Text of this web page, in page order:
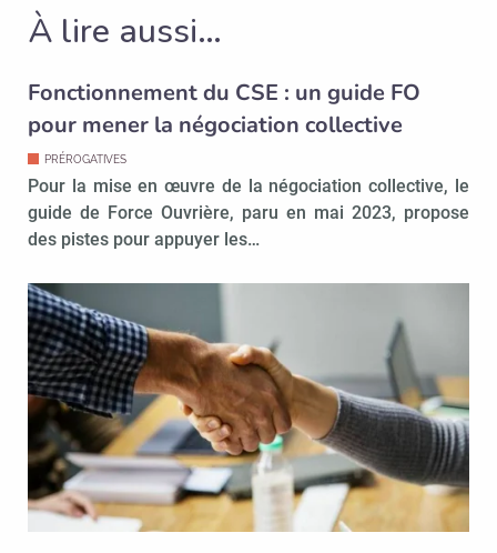
À lire aussi…
Fonctionnement du CSE : un guide FO
pour mener la négociation collective
PRÉROGATIVES
Pour la mise en œuvre de la négociation collective, le
guide de Force Ouvrière, paru en mai 2023, propose
des pistes pour appuyer les…